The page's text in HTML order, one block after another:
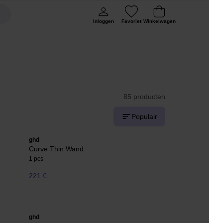
Inloggen Favoriet Winkelwagen
85 producten
Populair
ghd
Curve Thin Wand
1 pcs
221 €
ghd